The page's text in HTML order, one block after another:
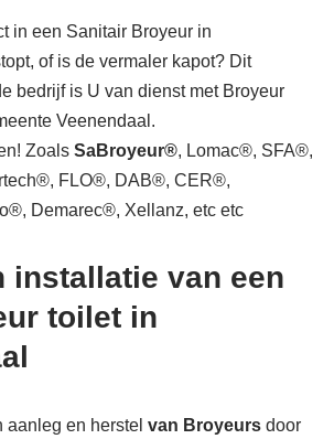
in een Sanitair Broyeur in
of is de vermaler kapot? Dit
bedrijf is U van dienst met Broyeur
Veenendaal.
Zoals SaBroyeur®, Lomac®, SFA®,
FLO®, DAB®, CER®,
Demarec®, Xellanz, etc etc
installatie van een
toilet in
en herstel van Broyeurs door